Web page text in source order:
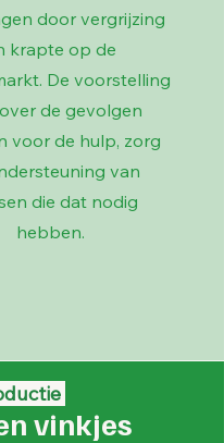
door vergrijzing
krapte op de
De voorstelling
de gevolgen
voor de hulp, zorg
van
die dat nodig
hebben.
vinkjes